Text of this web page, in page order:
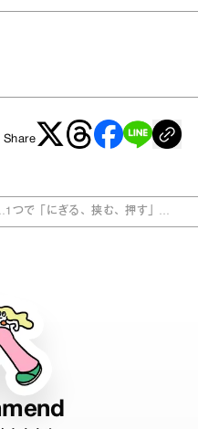
Share
つで「にぎる、挟む、押す」が